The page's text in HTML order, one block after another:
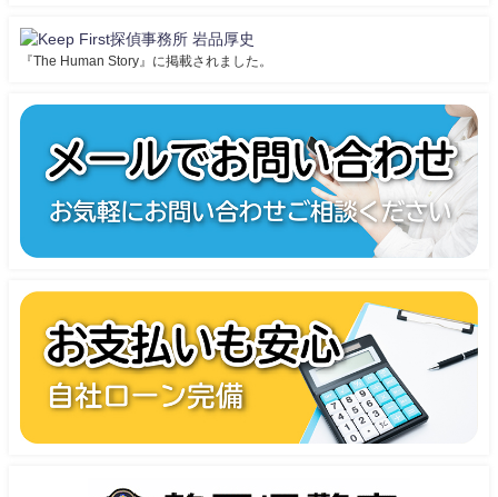
『The Human Story』に掲載されました。